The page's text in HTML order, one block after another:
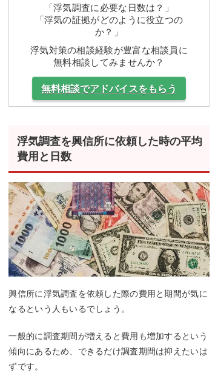
「浮気調査に必要な日数は？」
「浮気の証拠がどのように役立つの
か？」
浮気対策の相談経験が豊富な相談員に
無料相談してみませんか？
無料相談でアドバイスをもらう
浮気調査を興信所に依頼した時の平均
費用と日数
興信所に浮気調査を依頼した際の費用と期間が気に
なるという人もいるでしょう。
一般的に調査期間が増えると費用も増加するという
傾向にあるため、できるだけ調査期間は抑えたいは
ずです。